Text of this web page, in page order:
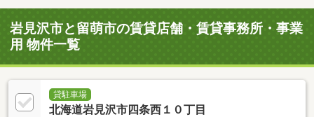
岩見沢市と留萌市の賃貸店舗・賃貸事務所・事業
用 物件一覧
貸駐車場
北海道岩見沢市四条西１０丁目